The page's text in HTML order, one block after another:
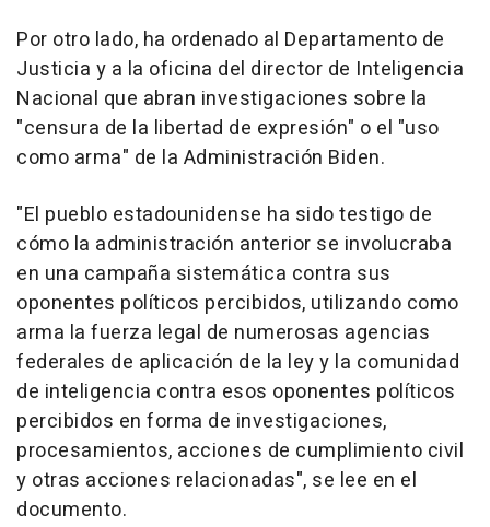
Por otro lado, ha ordenado al Departamento de
Justicia y a la oficina del director de Inteligencia
Nacional que abran investigaciones sobre la
"censura de la libertad de expresión" o el "uso
como arma" de la Administración Biden.
"El pueblo estadounidense ha sido testigo de
cómo la administración anterior se involucraba
en una campaña sistemática contra sus
oponentes políticos percibidos, utilizando como
arma la fuerza legal de numerosas agencias
federales de aplicación de la ley y la comunidad
de inteligencia contra esos oponentes políticos
percibidos en forma de investigaciones,
procesamientos, acciones de cumplimiento civil
y otras acciones relacionadas", se lee en el
documento.